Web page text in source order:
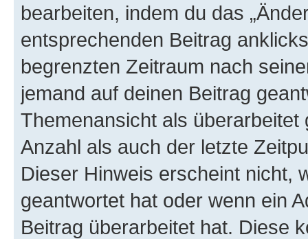
bearbeiten, indem du das
entsprechenden Beitrag
begrenzten Zeitraum nach
jemand auf deinen Beitrag
Themenansicht als
Anzahl als auch der letzte
Dieser Hinweis erscheint nicht,
geantwortet hat oder wenn ein
Beitrag überarbeitet hat. Diese